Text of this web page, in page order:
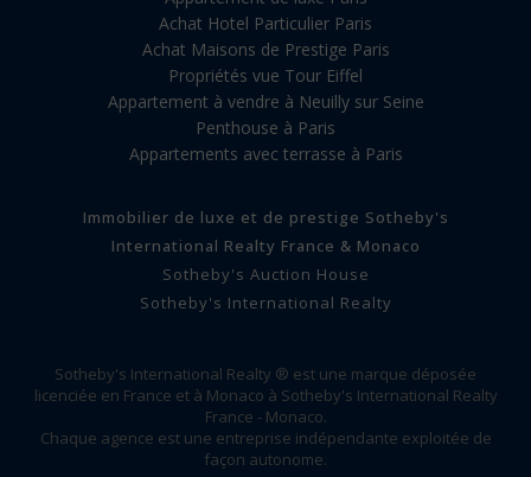
Achat Hotel Particulier Paris
Achat Maisons de Prestige Paris
Propriétés vue Tour Eiffel
Appartement à vendre à Neuilly sur Seine
Penthouse à Paris
Appartements avec terrasse à Paris
Immobilier de luxe et de prestige Sotheby's
International Realty France & Monaco
Sotheby's Auction House
Sotheby's International Realty
Sotheby's International Realty ® est une marque déposée
licenciée en France et à Monaco à Sotheby's International Realty
France - Monaco.
Chaque agence est une entreprise indépendante exploitée de
façon autonome.